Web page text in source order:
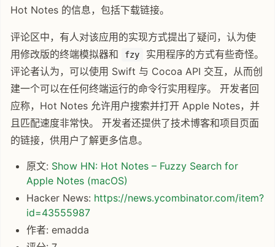
Hot Notes 的信息，包括下载链接。
评论区中，有人对该应用的实现方式提出了疑问，认为使
用修改版的终端模拟器和
fzy
实用程序的方式有些奇怪。
评论者认为，可以使用 Swift 与 Cocoa API 交互，从而创
建一个可以在任何终端运行的命令行实用程序。 开发者回
应称，Hot Notes 允许用户搜索并打开 Apple Notes，并
且匹配速度非常快。 开发者还提供了技术博客和项目页面
的链接，供用户了解更多信息。
原文: Show HN: Hot Notes – Fuzzy Search for
Apple Notes (macOS)
Hacker News: https://news.ycombinator.com/item?
id=43555987
作者: emadda